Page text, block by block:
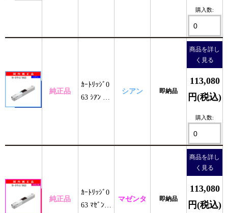
購入数:
純正品
ｶｰﾄﾘｯｼﾞ0
63 ｼｱﾝ 純
シアン 即納品
商品を詳し
く見る
113,080
円(税込)
購入数:
純正品
ｶｰﾄﾘｯｼﾞ0
63 ﾏｾﾞﾝﾀ
マゼンタ 即納品
商品を詳し
く見る
113,080
円(税込)